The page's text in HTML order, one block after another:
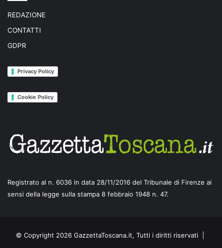
REDAZIONE
CONTATTI
GDPR
Privacy Policy
Cookie Policy
Registrato al n. 6036 in data 28/11/2016 del Tribunale di Firenze ai
sensi della legge sulla stampa 8 febbraio 1948 n. 47.
© Copyright 2026 GazzettaToscana.it, Tutti i diritti riservati |